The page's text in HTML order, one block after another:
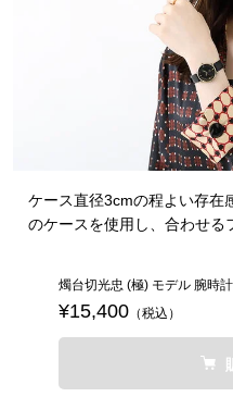
ケース直径3cmの程よい存在
のケースを使用し、合わせる
燭台切光忠 (極) モデル 腕時計
¥15,400 （税込）